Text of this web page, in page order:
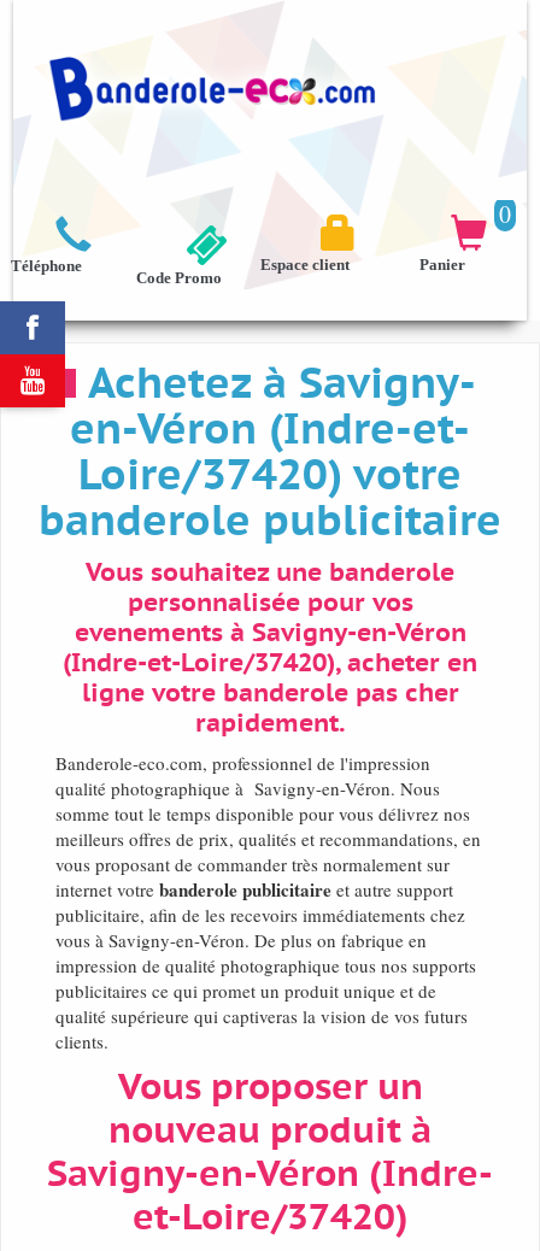



Téléphone
0

Panier

Espace client
Code Promo
Achetez à Savigny-
en-Véron (Indre-et-
Loire/37420) votre
banderole publicitaire
Vous souhaitez une banderole
personnalisée pour vos
evenements à Savigny-en-Véron
(Indre-et-Loire/37420), acheter en
ligne votre banderole pas cher
rapidement.
Banderole-eco.com, professionnel de l'impression
qualité photographique à Savigny-en-Véron. Nous
somme tout le temps disponible pour vous délivrez nos
meilleurs offres de prix, qualités et recommandations, en
vous proposant de commander très normalement sur
internet votre banderole publicitaire et autre support
publicitaire, afin de les recevoirs immédiatements chez
vous à Savigny-en-Véron. De plus on fabrique en
impression de qualité photographique tous nos supports
publicitaires ce qui promet un produit unique et de
qualité supérieure qui captiveras la vision de vos futurs
clients.
Vous proposer un
nouveau produit à
Savigny-en-Véron (Indre-
et-Loire/37420)